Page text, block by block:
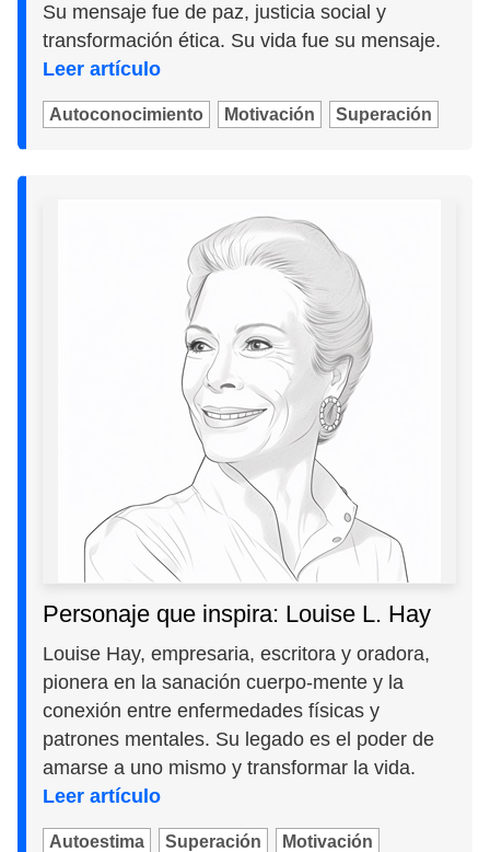
Su mensaje fue de paz, justicia social y
transformación ética. Su vida fue su mensaje.
Leer artículo
Autoconocimiento Motivación Superación
Personaje que inspira: Louise L. Hay
Louise Hay, empresaria, escritora y oradora,
pionera en la sanación cuerpo-mente y la
conexión entre enfermedades físicas y
patrones mentales. Su legado es el poder de
amarse a uno mismo y transformar la vida.
Leer artículo
Autoestima Superación Motivación